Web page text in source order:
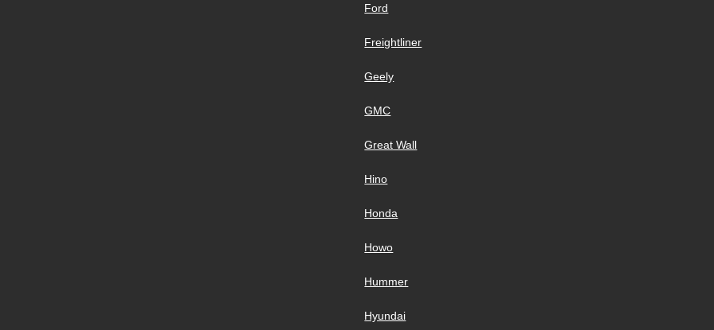
Ford
Freightliner
Geely
GMC
Great Wall
Hino
Honda
Howo
Hummer
Hyundai